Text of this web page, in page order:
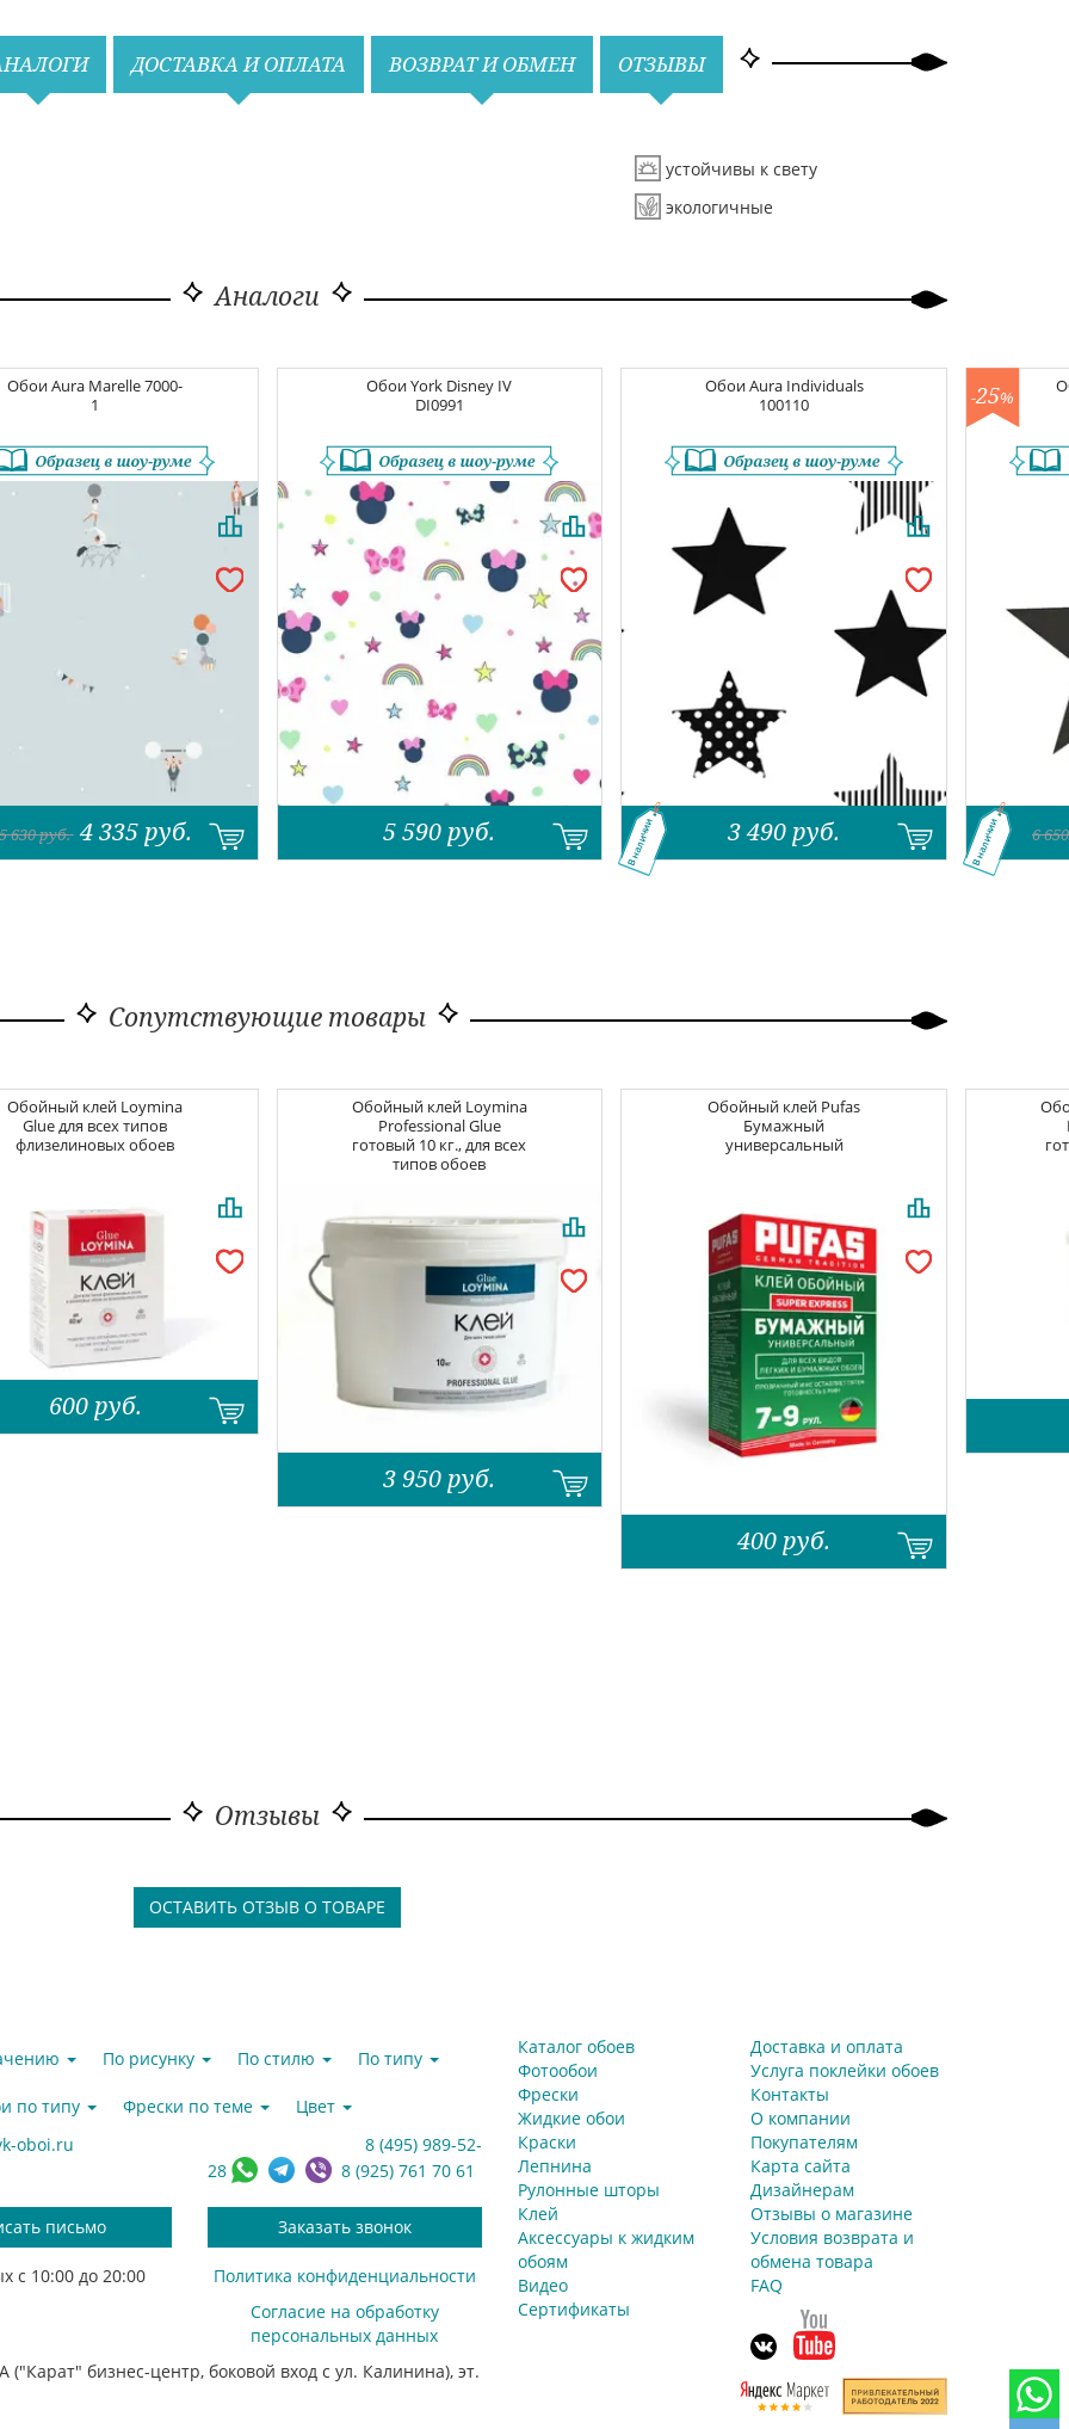
ДОСТАВКА И ОПЛАТА ВОЗВРАТ И ОБМЕН ОТЗЫВЫ
устойчивы к свету
экологичные
Аналоги
ОбоиAura Marelle7000-
1
630руб. 4 335 руб.
ОбоиYork Disney IV
DI0991
5 590 руб.
ОбоиAura Individuals
100110
3 490 руб.
В наличии
-25%
6 650
В наличии
Сопутствующие товары
Обойный клей Loymina
Glue для всех типов
флизелиновых обоев
600 руб.
Обойный клей Loymina
Professional Glue
готовый 10 кг., для всех
типов обоев
3 950 руб.
Обойный клей Pufas
Бумажный
универсальный
400 руб.
Отзывы
ОСТАВИТЬ ОТЗЫВ О ТОВАРЕ
По рисунку По стилю По типу
по типу Фрески по теме
Цвет
oboi.ru
8 (495) 989-52-
28
8 (925) 761 70 61
письмо Заказать звонок
с 10:00 до 20:00
Политика конфиденциальности
Согласие на обработку
персональных данных
бизнес-центр, боковой вход с ул. Калинина), эт.
Каталог обоев
Фотообои
Фрески
Жидкие обои
Краски
Лепнина
Рулонные шторы
Клей
Аксессуары к жидким
обоям
Видео
Сертификаты
Доставка и оплата
Услуга поклейки обоев
Контакты
О компании
Покупателям
Карта сайта
Дизайнерам
Отзывы о магазине
Условия возврата и
обмена товара
FAQ